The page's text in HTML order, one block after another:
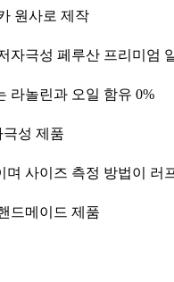
원사로 제작
자극성 페루산 프리미엄
라놀린과 오일 함유 0%
극성 제품
며 사이즈 측정 방법이 러
드메이드 제품